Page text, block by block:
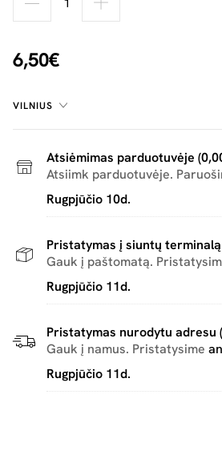
6,50€
VILNIUS
Atsiėmimas parduotuvėje
Atsiimk parduotuvėje.
Rugpjūčio 10d.
Pristatymas į siuntų terminalą
Gauk į paštomatą.
Rugpjūčio 11d.
Pristatymas nurodytu adresu
Gauk į namus. Pristatysime
Rugpjūčio 11d.